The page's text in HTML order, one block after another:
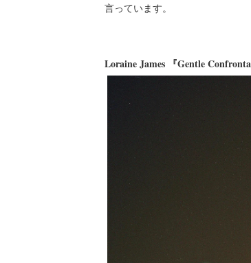
言っています。
Loraine James 『Gentle